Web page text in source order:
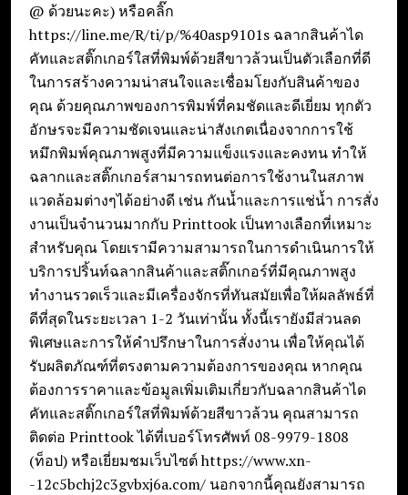
@ ด้วยนะคะ) หรือคลิ๊ก
https://line.me/R/ti/p/%40asp9101s ฉลากสินค้าได
คัทและสติ๊กเกอร์ใสที่พิมพ์ด้วยสีขาวล้วนเป็นตัวเลือกที่ดี
ในการสร้างความน่าสนใจและเชื่อมโยงกับสินค้าของ
คุณ ด้วยคุณภาพของการพิมพ์ที่คมชัดและดีเยี่ยม ทุกตัว
อักษรจะมีความชัดเจนและน่าสังเกตเนื่องจากการใช้
หมึกพิมพ์คุณภาพสูงที่มีความแข็งแรงและคงทน ทำให้
ฉลากและสติ๊กเกอร์สามารถทนต่อการใช้งานในสภาพ
แวดล้อมต่างๆได้อย่างดี เช่น กันน้ำและการแช่น้ำ การสั่ง
งานเป็นจำนวนมากกับ Printtook เป็นทางเลือกที่เหมาะ
สำหรับคุณ โดยเรามีความสามารถในการดำเนินการให้
บริการปริ้นท์ฉลากสินค้าและสติ๊กเกอร์ที่มีคุณภาพสูง
ทำงานรวดเร็วและมีเครื่องจักรที่ทันสมัยเพื่อให้ผลลัพธ์ที่
ดีที่สุดในระยะเวลา 1-2 วันเท่านั้น ทั้งนี้เรายังมีส่วนลด
พิเศษและการให้คำปรึกษาในการสั่งงาน เพื่อให้คุณได้
รับผลิตภัณฑ์ที่ตรงตามความต้องการของคุณ หากคุณ
ต้องการราคาและข้อมูลเพิ่มเติมเกี่ยวกับฉลากสินค้าได
คัทและสติ๊กเกอร์ใสที่พิมพ์ด้วยสีขาวล้วน คุณสามารถ
ติดต่อ Printtook ได้ที่เบอร์โทรศัพท์ 08-9979-1808
(ท็อป) หรือเยี่ยมชมเว็บไซต์ https://www.xn-
-12c5bchj2c3gvbxj6a.com/ นอกจากนี้คุณยังสามารถ